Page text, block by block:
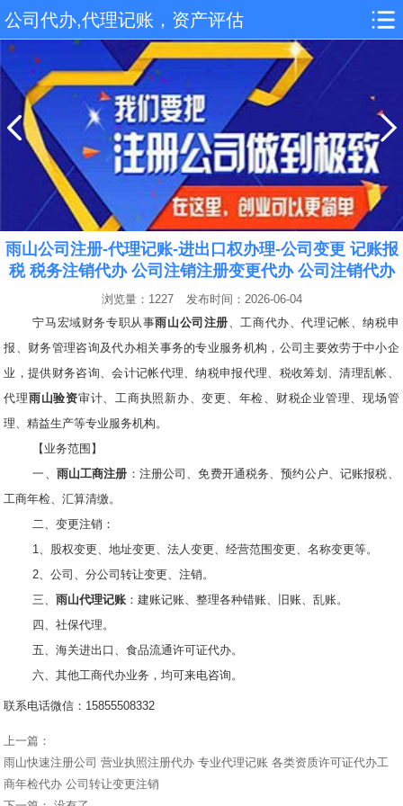
公司代办,代理记账，资产评估
雨山公司注册-代理记账-进出口权办理-公司变更 记账报
税 税务注销代办 公司注销注册变更代办 公司注销代办
浏览量：1227
发布时间：2026-06-04
宁马宏域财务专职从事雨山公司注册 、工商代办、代理记帐、纳税申
报、财务管理咨询及代办相关事务的专业服务机构，公司主要效劳于中小企
业，提供财务咨询、会计记帐代理、纳税申报代理、税收筹划、清理乱帐、
代理雨山验资审计、工商执照新办、变更、年检、财税企业管理、现场管
理、精益生产等专业服务机构。
【业务范围】
一、 雨山工商注册 ：注册公司、免费开通税务、预约公户、记账报税、
工商年检、汇算清缴。
二、变更注销：
1、股权变更、地址变更、法人变更、经营范围变更、名称变更等。
2、公司、分公司转让变更、注销。
三、雨山代理记账 ：建账记账、整理各种错账、旧账、乱账。
四、社保代理。
五、海关进出口、食品流通许可证代办。
六、其他工商代办业务，均可来电咨询。
联系电话微信：15855508332
上一篇：
雨山快速注册公司 营业执照注册代办 专业代理记账 各类资质许可证代办工
商年检代办 公司转让变更注销